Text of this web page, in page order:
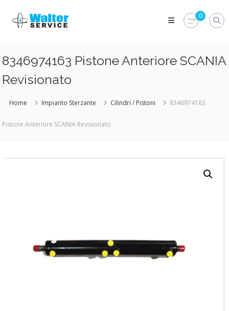
content
Walter
Service
parti
del
veicolo?
Walter
0
8346974163 Pistone Anteriore SCANIA
Revisionato
Home Impianto Sterzante Cilindri / Pistoni 8346974163
Pistone Anteriore SCANIA Revisionato